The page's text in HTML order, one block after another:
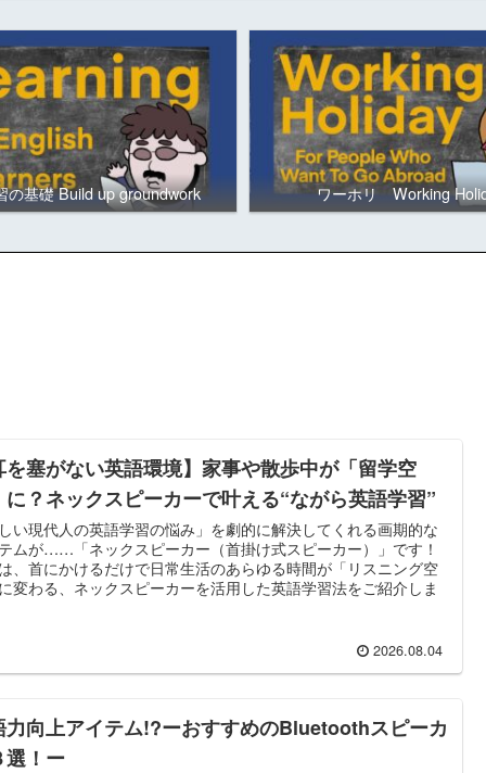
の基礎 Build up groundwork ワーホリ Working
を塞がない英語環境】家事や散歩中が「留学空
に？ネックスピーカーで叶える“ながら英語学習”
い現代人の英語学習の悩み」を劇的に解決してくれる画期的な
ムが……「ネックスピーカー（首掛け式スピーカー）」です！
、首にかけるだけで日常生活のあらゆる時間が「リスニング空
変わる、ネックスピーカーを活用した英語学習法をご紹介しま
2026.08.04
力向上アイテム!?ーおすすめのBluetoothスピーカ
選！ー